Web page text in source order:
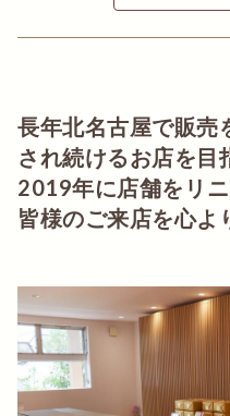
長年北名古屋で販売
され続けるお店を目
2019年に店舗をリ
皆様のご来店を心よ